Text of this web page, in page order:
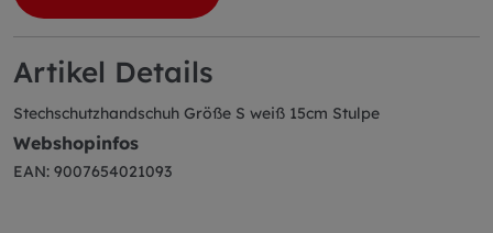
Artikel Details
Stechschutzhandschuh Größe S weiß 15cm Stulpe
Webshopinfos
EAN: 9007654021093